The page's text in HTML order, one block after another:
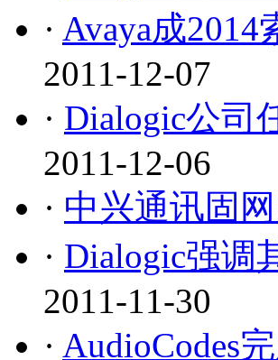
· Avaya成
2011-12-07
· Dialogic公司
2011-12-06
· 中兴通讯固
· Dialogic强调
2011-11-30
· AudioCodes